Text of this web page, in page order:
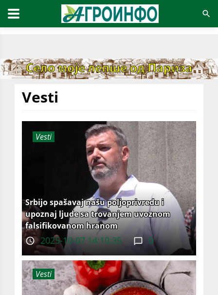
Vesti
Vesti
Srbijo spašavaj našu poljoprivredu i
upoznaj ljude sa trovanjem uvoznom
falsifikovanom hranom
2025-10-07 14:10:35 0
Vesti